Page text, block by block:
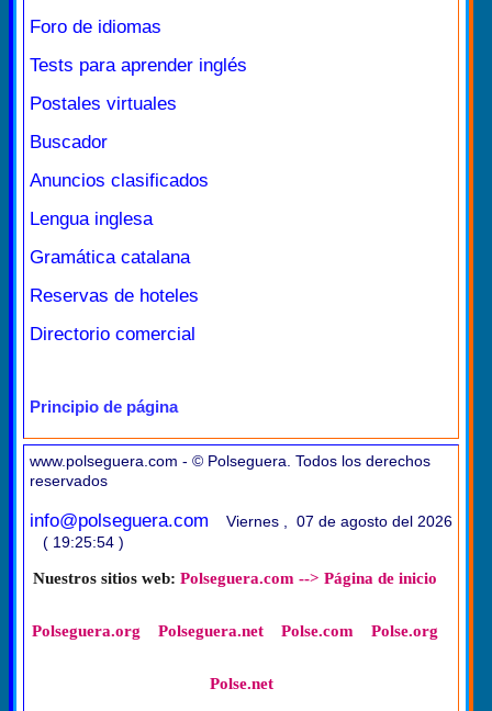
Foro de idiomas
Tests para aprender inglés
Postales virtuales
Buscador
Anuncios clasificados
Lengua inglesa
Gramática catalana
Reservas de hoteles
Directorio comercial
Principio de página
www.polseguera.com - © Polseguera. Todos los derechos
reservados
info@polseguera.com
Viernes , 07 de agosto del 2026
( 19:25:54 )
Nuestros sitios web: Polseguera.com --> Página de inicio
Polseguera.org Polseguera.net Polse.com Polse.org
Polse.net